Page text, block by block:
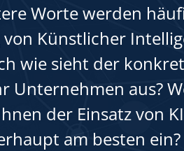
Worte werden
Künstlicher
wie sieht der
Unternehmen aus?
der Einsatz von
am besten ein?